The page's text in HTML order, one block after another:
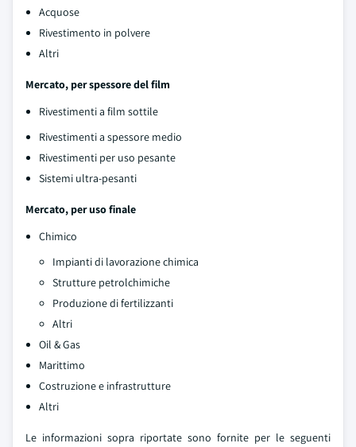
Acquose
Rivestimento in polvere
Altri
Mercato, per spessore del film
Rivestimenti a film sottile
Rivestimenti a spessore medio
Rivestimenti per uso pesante
Sistemi ultra-pesanti
Mercato, per uso finale
Chimico
Impianti di lavorazione chimica
Strutture petrolchimiche
Produzione di fertilizzanti
Altri
Oil & Gas
Marittimo
Costruzione e infrastrutture
Altri
Le informazioni sopra riportate sono fornite per le seguenti